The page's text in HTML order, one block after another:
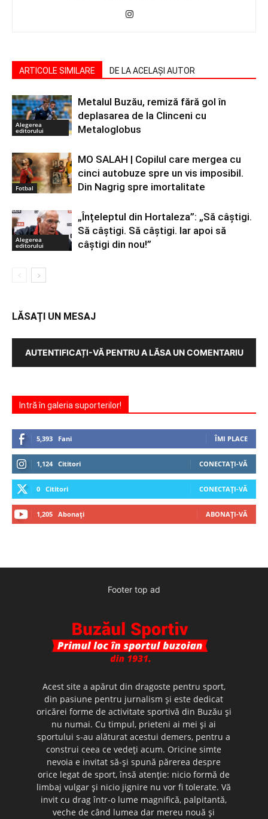
ARTICOLE SIMILARE DE LA ACELAȘI AUTOR
Alegerea
editorului
Metalul Buzău, remiză fără gol în
deplasarea de la Clinceni cu
Metaloglobus
Fotbal
MO SALAH | Copilul care mergea cu
cinci autobuze spre un vis imposibil.
Din Nagrig spre imortalitate
Alegerea
editorului
„Înțeleptul din Hortaleza”: „Să câștigi.
Să câștigi. Să câștigi. Iar apoi să
câștigi din nou!”
LĂSAȚI UN MESAJ
AUTENTIFICAȚI-VĂ PENTRU A LĂSA UN COMENTARIU
Intră în galeria suporterilor!
5,393 Fani ÎMI PLACE
1,124 Cititori CONECTAȚI-VĂ
0 Cititori CONECTAȚI-VĂ
1,205 Abonați ABONAȚI-VĂ
Footer top ad
Acest site a apărut din dragoste pentru sport,
din pasiune pentru jurnalism şi este dedicat
oricărei forme de activitate sportivă din Buzău şi
nu numai. Cu timpul, prieteni ai mei şi ai
sportului s-au alăturat acestui demers, pentru a
construi ceea ce vedeţi acum. Oricine simte
nevoia e invitat să-şi spună părerea despre
orice legat de sport, însă atenţie: nicio formă de
limbaj vulgar şi nicio jignire nu vor fi tolerate. Vă
invit cu drag într-o lume magnifică, palpitantă,
veche de când lumea dar mereu nouă şi